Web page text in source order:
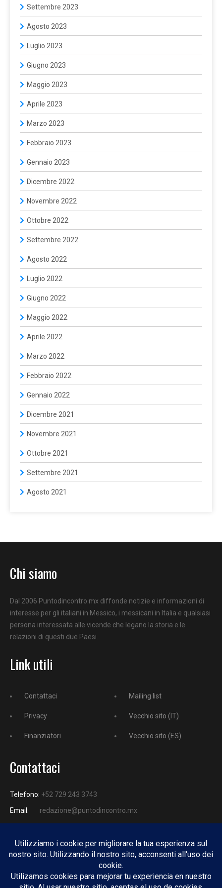
Settembre 2023
Agosto 2023
Luglio 2023
Giugno 2023
Maggio 2023
Aprile 2023
Marzo 2023
Febbraio 2023
Gennaio 2023
Dicembre 2022
Novembre 2022
Ottobre 2022
Settembre 2022
Agosto 2022
Luglio 2022
Giugno 2022
Maggio 2022
Aprile 2022
Marzo 2022
Febbraio 2022
Gennaio 2022
Dicembre 2021
Novembre 2021
Ottobre 2021
Settembre 2021
Agosto 2021
Chi siamo
Dal 2006 Puntodincontro.mx diffonde notizie e informazioni di
interesse per gli italiani in Messico, i messicani in Italia e qualsiasi
persona interessata alle vicende che legano la storia e le
relazioni di questi due Paesi.
Link utili
Contattaci
Privacy
Finanziatori
Mailing list
Vecchio sito (IT)
Vecchio sito (ES)
Contattaci
Telefono: +52 729 243 3743
Email:
redazione@puntodincontro.mx
PUNTODINCONTRO